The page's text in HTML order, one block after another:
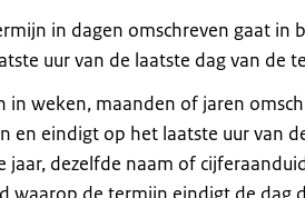
in dagen omschreven gaat in
uur van de laatste dag van de
in weken, maanden of jaren
en eindigt op het laatste uur van
jaar, dezelfde naam of